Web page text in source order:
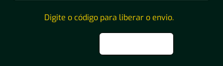
Digite o código para liberar o envio.